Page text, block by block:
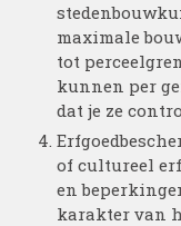
maximale
tot
kunnen per
dat je ze
of cultureel
en
karakter van